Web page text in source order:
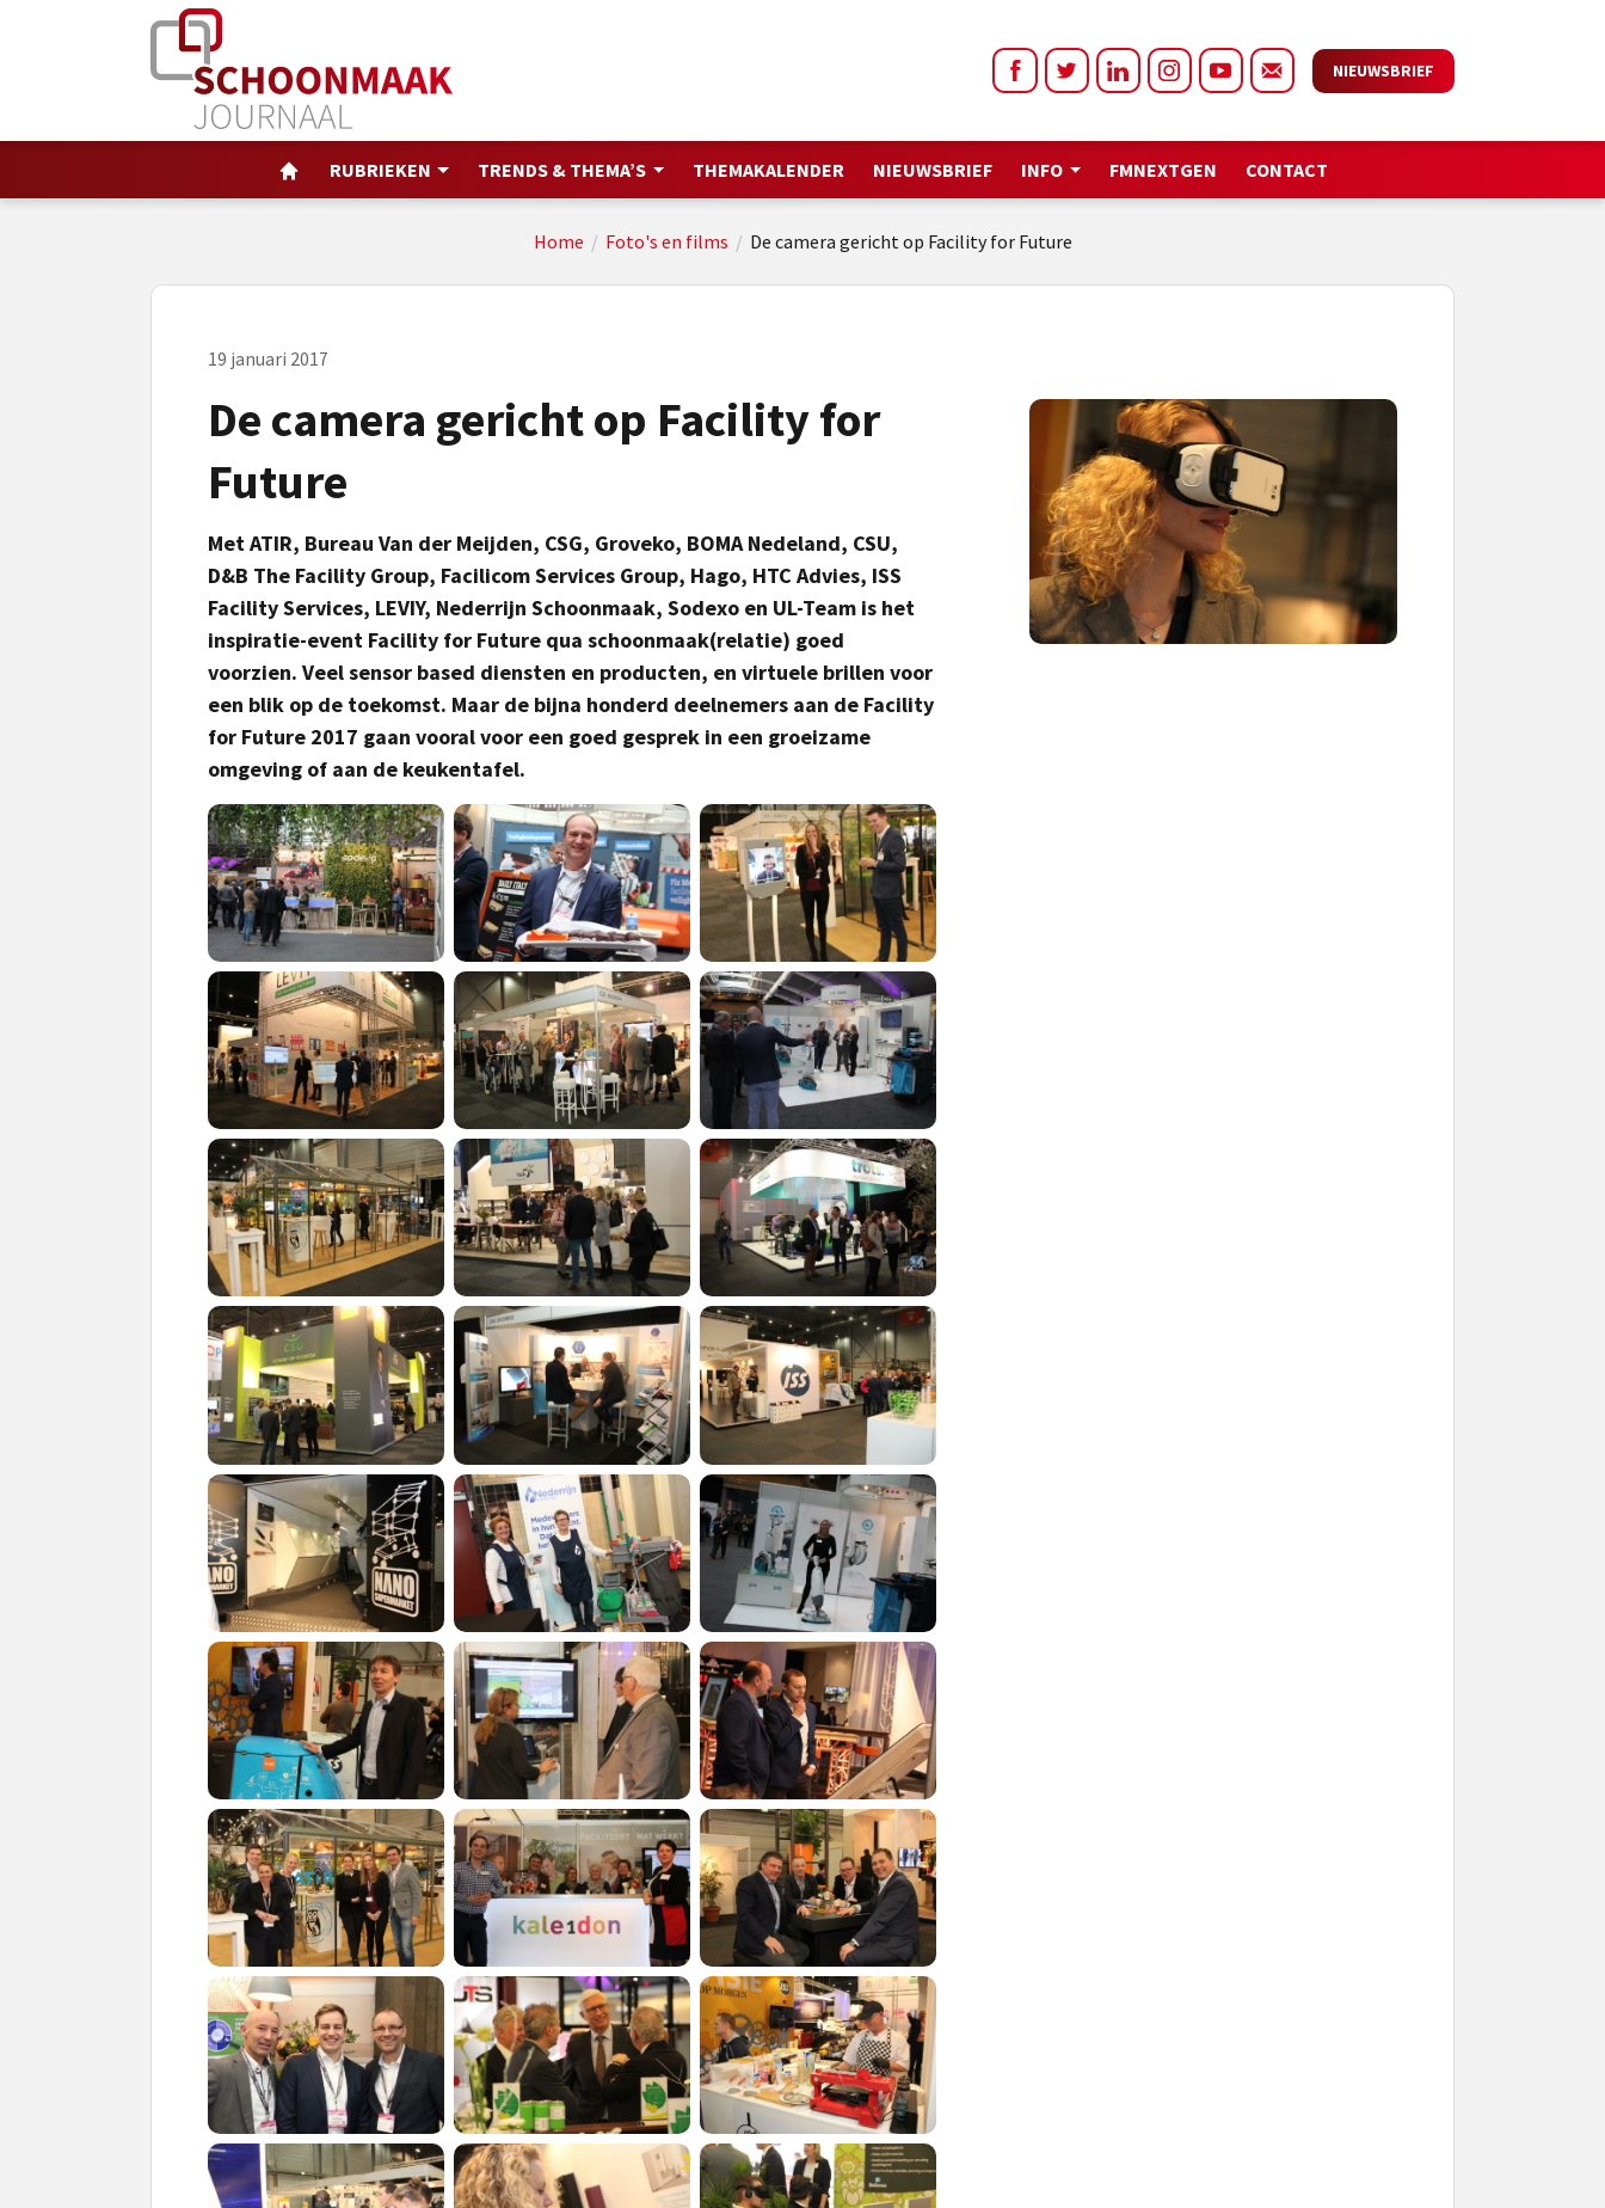
NIEUWSBRIEF
RUBRIEKEN TRENDS & THEMA’S THEMAKALENDER NIEUWSBRIEF INFO FMNEXTGEN CONTACT
Home / Foto's en films / De camera gericht op Facility for Future
19 januari 2017
De camera gericht op Facility for
Future
Met ATIR, Bureau Van der Meijden, CSG, Groveko, BOMA Nedeland, CSU,
D&B The Facility Group, Facilicom Services Group, Hago, HTC Advies, ISS
Facility Services, LEVIY, Nederrijn Schoonmaak, Sodexo en UL-Team is het
inspiratie-event Facility for Future qua schoonmaak(relatie) goed
voorzien. Veel sensor based diensten en producten, en virtuele brillen voor
een blik op de toekomst. Maar de bijna honderd deelnemers aan de Facility
for Future 2017 gaan vooral voor een goed gesprek in een groeizame
omgeving of aan de keukentafel.